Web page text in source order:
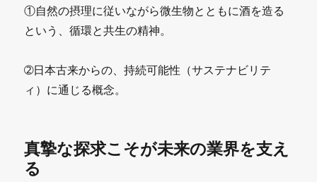
①自然の摂理に従いながら微生物とともに酒を造る
という、循環と共生の精神。
➁日本古来からの、持続可能性（サステナビリテ
ィ）に通じる概念。
真摯な探求こそが未来の業界を支え
る